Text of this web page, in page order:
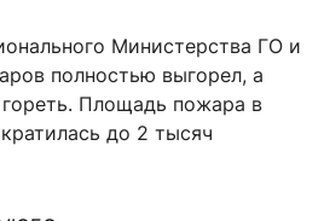
Министерства ГО и
полностью выгорел, а
Площадь пожара в
до 2 тысяч